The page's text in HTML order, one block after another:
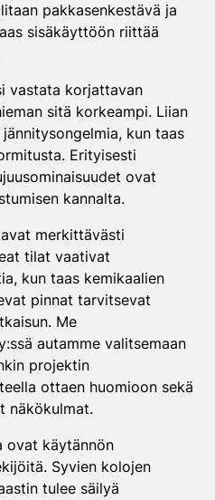
pakkasenkestävä ja
sisäkäyttöön riittää
vastata korjattavan
sitä korkeampi. Liian
kun taas
Erityisesti
ovat
kannalta.
merkittävästi
tilat vaativat
kun taas kemikaalien
pinnat tarvitsevat
Me
autamme valitsemaan
projektin
ottaen huomioon sekä
näkökulmat.
ovat käytännön
Syvien kolojen
tulee säilyä